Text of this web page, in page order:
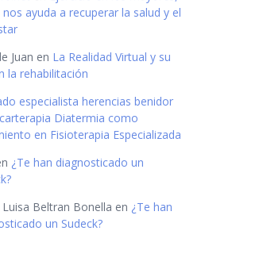
ayuda a recuperar la salud y el
Juan en La Realidad Virtual y su
la rehabilitación
especialista herencias benidor
Diatermia como
en Fisioterapia Especializada
¿Te han diagnosticado un
Beltran Bonella en ¿Te han
un Sudeck?